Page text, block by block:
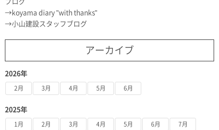
ブログ
koyama diary "with thanks"
小山建設スタッフブログ
アーカイブ
2026年
2月 3月 4月 5月 6月
2025年
1月 2月 3月 4月 5月 6月 7月